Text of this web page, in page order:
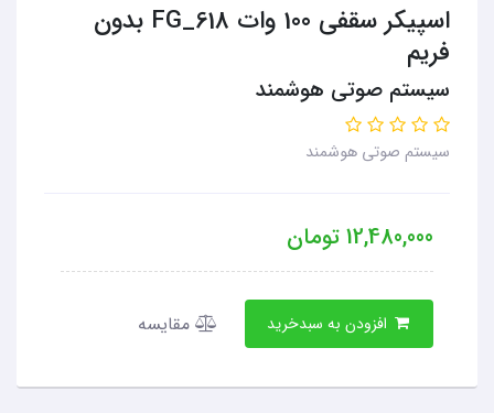
اسپیکر سقفی 100 وات FG_618 بدون
فریم
سیستم صوتی هوشمند
سیستم صوتی هوشمند
12,480,000تومان
مقایسه